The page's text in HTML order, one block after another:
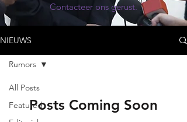
Contacteer ons gerust.
NIEUWS
All Posts
Featured
Rumors
Posts Coming Soon